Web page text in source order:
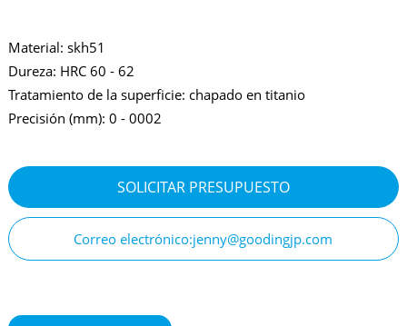
Material: skh51
Dureza: HRC 60 - 62
Tratamiento de la superficie: chapado en titanio
Precisión (mm): 0 - 0002
SOLICITAR PRESUPUESTO
Correo electrónico:jenny@goodingjp.com